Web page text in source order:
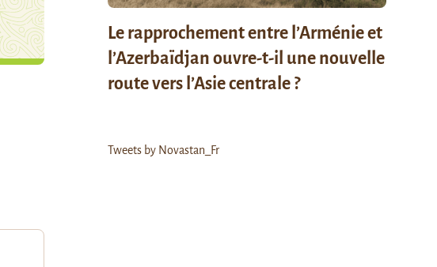
Le rapprochement entre l’Arménie et
l’Azerbaïdjan ouvre-t-il une nouvelle
route vers l’Asie centrale ?
Tweets by Novastan_Fr